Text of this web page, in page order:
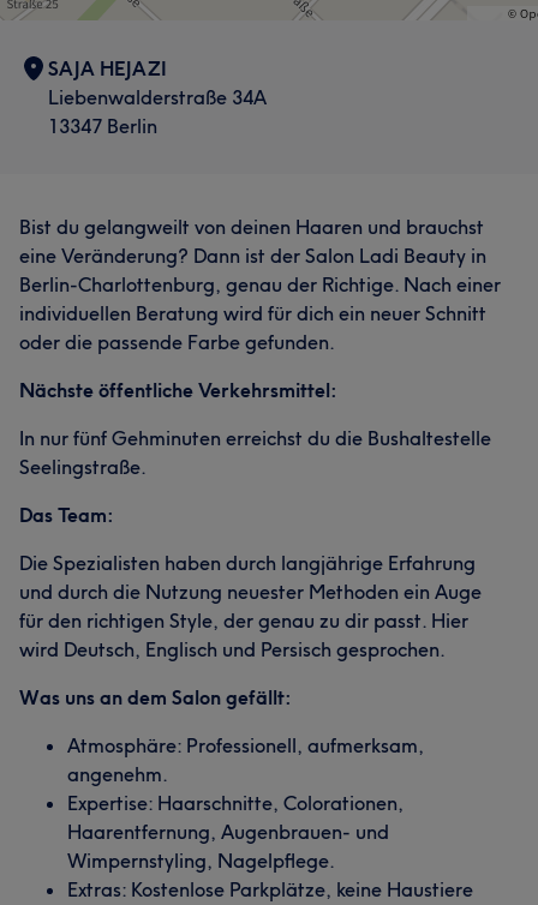
SAJA HEJAZI
Liebenwalderstraße 34A
13347 Berlin
Bist du gelangweilt von deinen Haaren und brauchst
eine Veränderung? Dann ist der Salon Ladi Beauty in
Berlin-Charlottenburg, genau der Richtige. Nach einer
individuellen Beratung wird für dich ein neuer Schnitt
oder die passende Farbe gefunden.
Nächste öffentliche Verkehrsmittel:
In nur fünf Gehminuten erreichst du die Bushaltestelle
Seelingstraße.
Das Team:
Die Spezialisten haben durch langjährige Erfahrung
und durch die Nutzung neuester Methoden ein Auge
für den richtigen Style, der genau zu dir passt. Hier
wird Deutsch, Englisch und Persisch gesprochen.
Was uns an dem Salon gefällt:
Atmosphäre: Professionell, aufmerksam,
angenehm.
Expertise: Haarschnitte, Colorationen,
Haarentfernung, Augenbrauen- und
Wimpernstyling, Nagelpflege.
Extras: Kostenlose Parkplätze, keine Haustiere